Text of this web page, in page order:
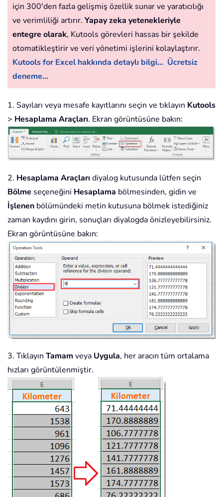
için 300'den fazla gelişmiş özellik sunar ve yaratıcılığı
ve verimliliği artırır. Yapay zeka yetenekleriyle
entegre olarak, Kutools görevleri hassas bir şekilde
otomatikleştirir ve veri yönetimi işlerini kolaylaştırır.
Kutools for Excel hakkında detaylı bilgi... Ücretsiz
deneme...
1. Sayıları veya mesafe kayıtlarını seçin ve tıklayın Kutools
> Hesaplama Araçları. Ekran görüntüsüne bakın:
2. Hesaplama Araçları diyalog kutusunda lütfen seçin
Bölme seçeneğini Hesaplama bölmesinden, gidin ve
İşlenen bölümündeki metin kutusuna bölmek istediğiniz
zaman kaydını girin, sonuçları diyalogda önizleyebilirsiniz.
Ekran görüntüsüne bakın:
3. Tıklayın Tamam veya Uygula, her aracın tüm ortalama
hızları görüntülenmiştir.